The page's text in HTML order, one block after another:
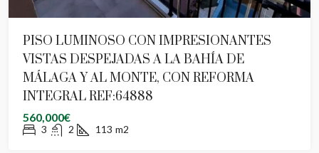
PISO LUMINOSO CON IMPRESIONANTES
VISTAS DESPEJADAS A LA BAHÍA DE
MÁLAGA Y AL MONTE, CON REFORMA
INTEGRAL REF:64888
560,000€
3 2 113 m2